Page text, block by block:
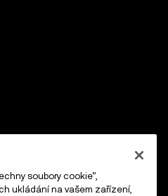
soubory cookie“,
ukládání na vašem zařízení,